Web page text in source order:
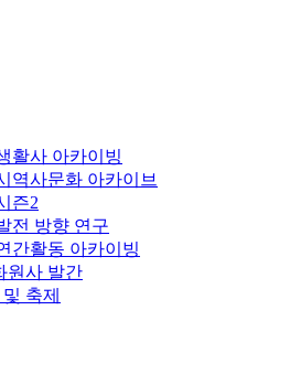
활사 아카이빙
역사문화 아카이브
즌2
전 방향 연구
간활동 아카이빙
원사 발간
축제